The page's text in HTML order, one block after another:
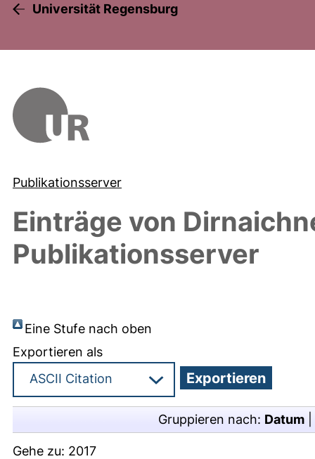
Universität Regensburg
Publikationsserver
Einträge von
Publikationsserver
Eine Stufe nach oben
Exportieren als
Gruppieren nach: Datum
Gehe zu: 2017